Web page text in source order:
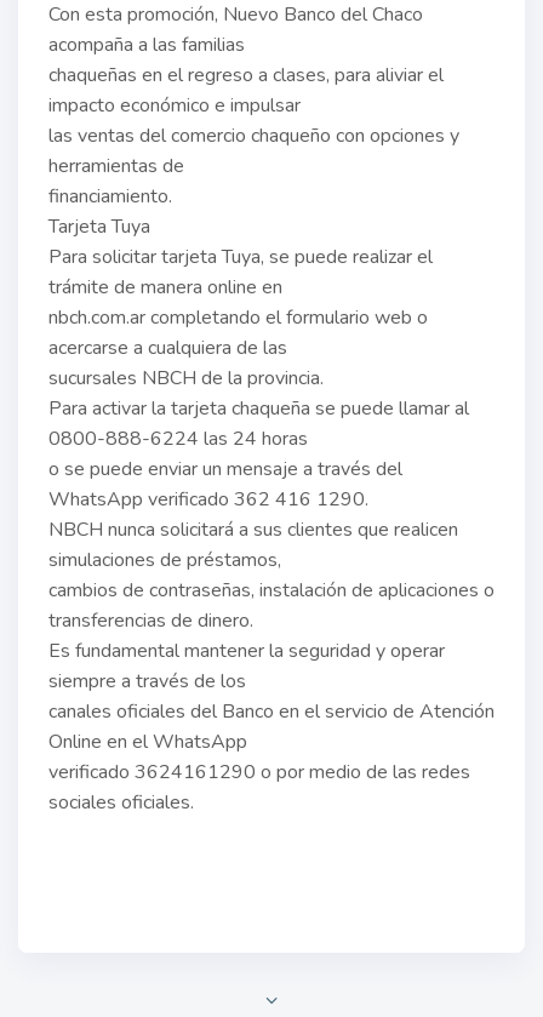
Con esta promoción, Nuevo Banco del Chaco
acompaña a las familias
chaqueñas en el regreso a clases, para aliviar el
impacto económico e impulsar
las ventas del comercio chaqueño con opciones y
herramientas de
financiamiento.
Tarjeta Tuya
Para solicitar tarjeta Tuya, se puede realizar el
trámite de manera online en
nbch.com.ar completando el formulario web o
acercarse a cualquiera de las
sucursales NBCH de la provincia.
Para activar la tarjeta chaqueña se puede llamar al
0800-888-6224 las 24 horas
o se puede enviar un mensaje a través del
WhatsApp verificado 362 416 1290.
NBCH nunca solicitará a sus clientes que realicen
simulaciones de préstamos,
cambios de contraseñas, instalación de aplicaciones o
transferencias de dinero.
Es fundamental mantener la seguridad y operar
siempre a través de los
canales oficiales del Banco en el servicio de Atención
Online en el WhatsApp
verificado 3624161290 o por medio de las redes
sociales oficiales.